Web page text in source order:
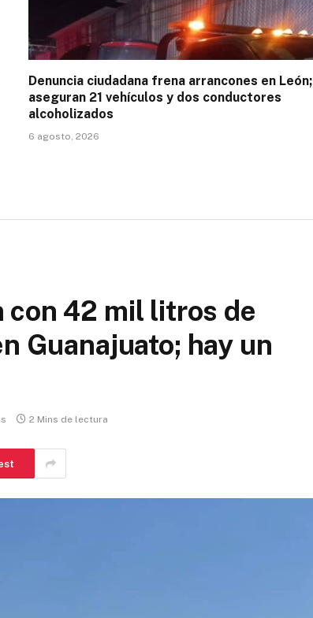
Denuncia ciudadana frena arrancones en León;
aseguran 21 vehículos y dos conductores
alcoholizados
6 agosto, 2026
con 42 mil litros de
Guanajuato; hay un
2 Mins de lectura